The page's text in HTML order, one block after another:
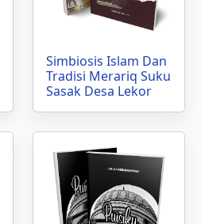
Simbiosis Islam Dan
Tradisi Merariq Suku
Sasak Desa Lekor